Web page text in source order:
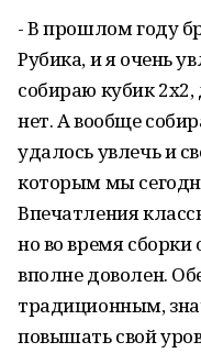
- В прошлом году
Рубика, и я очень
собираю кубик
нет. А вообще
удалось увлечь и
которым мы
Впечатления
но во время
вполне доволен.
традиционным,
повышать свой